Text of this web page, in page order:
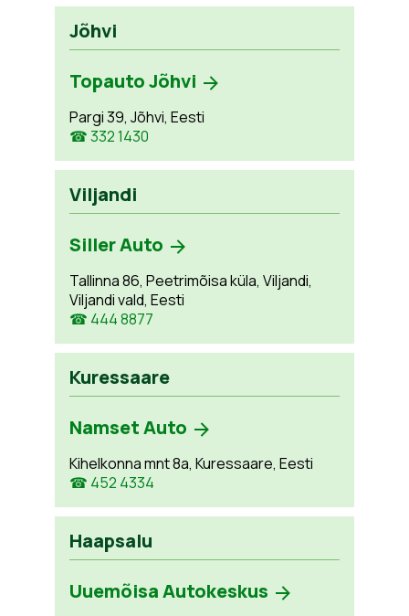
Jõhvi
Topauto Jõhvi
Pargi 39, Jõhvi, Eesti
☎ 332 1430
Viljandi
Siller Auto
Tallinna 86, Peetrimõisa küla, Viljandi,
Viljandi vald, Eesti
☎ 444 8877
Kuressaare
Namset Auto
Kihelkonna mnt 8a, Kuressaare, Eesti
☎ 452 4334
Haapsalu
Uuemõisa Autokeskus